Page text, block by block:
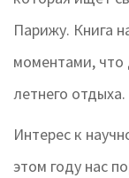
Парижу. Книга
моментами,
летнего отдыха.
Интерес к
этом году нас